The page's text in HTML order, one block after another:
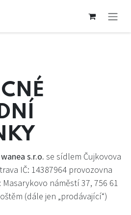
s.r.o. se sídlem Čujkovova
IČ: 14387964 provozovna
náměstí 37, 756 61
(dále jen „prodávající“)